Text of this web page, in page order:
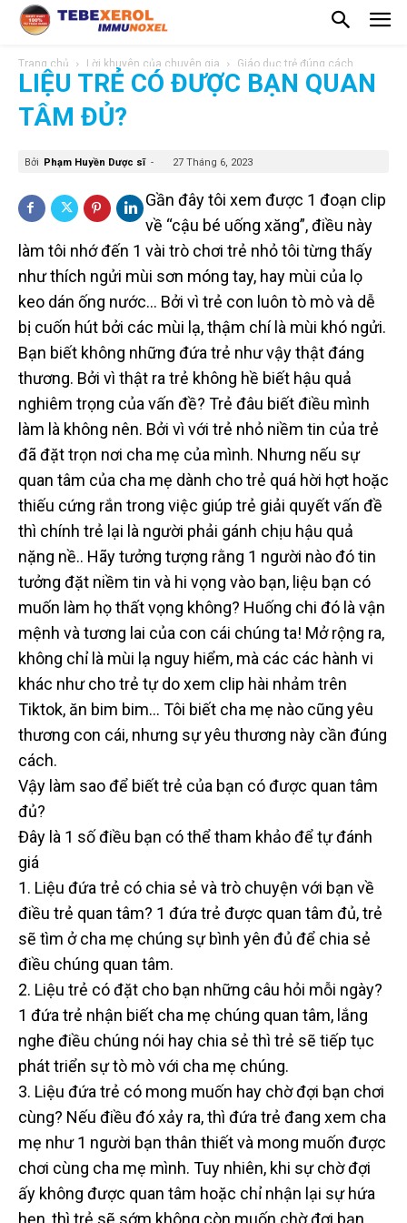
Trang chủ Lời khuyên của chuyên gia Giáo dục trẻ đúng cách
LIỆU TRẺ CÓ ĐƯỢC BẠN QUAN
TÂM ĐỦ?
Bởi Phạm Huyền Dược sĩ - 27 Tháng 6, 2023
Gần đây tôi xem được 1 đoạn clip
về “cậu bé uống xăng”, điều này
làm tôi nhớ đến 1 vài trò chơi trẻ nhỏ tôi từng thấy
như thích ngửi mùi sơn móng tay, hay mùi của lọ
keo dán ống nước… Bởi vì trẻ con luôn tò mò và dễ
bị cuốn hút bởi các mùi lạ, thậm chí là mùi khó ngửi.
Bạn biết không những đứa trẻ như vậy thật đáng
thương. Bởi vì thật ra trẻ không hề biết hậu quả
nghiêm trọng của vấn đề? Trẻ đâu biết điều mình
làm là không nên. Bởi vì với trẻ nhỏ niềm tin của trẻ
đã đặt trọn nơi cha mẹ của mình. Nhưng nếu sự
quan tâm của cha mẹ dành cho trẻ quá hời hợt hoặc
thiếu cứng rắn trong việc giúp trẻ giải quyết vấn đề
thì chính trẻ lại là người phải gánh chịu hậu quả
nặng nề.. Hãy tưởng tượng rằng 1 người nào đó tin
tưởng đặt niềm tin và hi vọng vào bạn, liệu bạn có
muốn làm họ thất vọng không? Huống chi đó là vận
mệnh và tương lai của con cái chúng ta! Mở rộng ra,
không chỉ là mùi lạ nguy hiểm, mà các các hành vi
khác như cho trẻ tự do xem clip hài nhảm trên
Tiktok, ăn bim bim… Tôi biết cha mẹ nào cũng yêu
thương con cái, nhưng sự yêu thương này cần đúng
cách.
Vậy làm sao để biết trẻ của bạn có được quan tâm
đủ?
Đây là 1 số điều bạn có thể tham khảo để tự đánh
giá
1. Liệu đứa trẻ có chia sẻ và trò chuyện với bạn về
điều trẻ quan tâm? 1 đứa trẻ được quan tâm đủ, trẻ
sẽ tìm ở cha mẹ chúng sự bình yên đủ để chia sẻ
điều chúng quan tâm.
2. Liệu trẻ có đặt cho bạn những câu hỏi mỗi ngày?
1 đứa trẻ nhận biết cha mẹ chúng quan tâm, lắng
nghe điều chúng nói hay chia sẻ thì trẻ sẽ tiếp tục
phát triển sự tò mò với cha mẹ chúng.
3. Liệu đứa trẻ có mong muốn hay chờ đợi bạn chơi
cùng? Nếu điều đó xảy ra, thì đứa trẻ đang xem cha
mẹ như 1 người bạn thân thiết và mong muốn được
chơi cùng cha mẹ mình. Tuy nhiên, khi sự chờ đợi
ấy không được quan tâm hoặc chỉ nhận lại sự hứa
hẹn, thì trẻ sẽ sớm không còn muốn chờ đợi bạn